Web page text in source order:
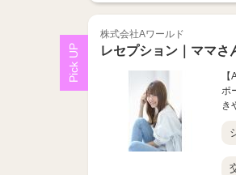
株式会社Aワールド
レセプション｜ママさ
ポ
き